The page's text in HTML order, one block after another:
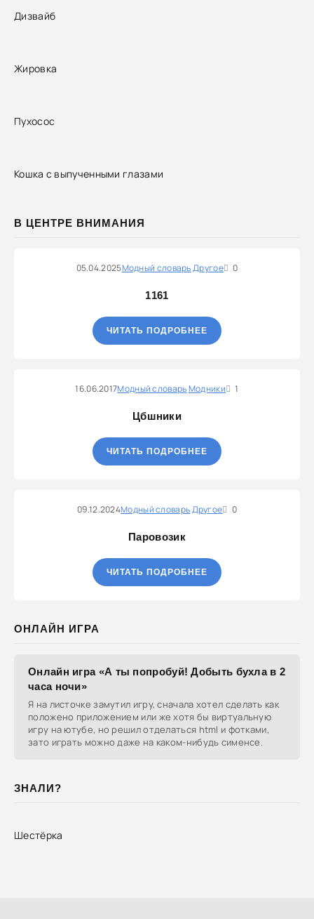
Дизвайб
Жировка
Пухосос
Кошка с выпученными глазами
В ЦЕНТРЕ ВНИМАНИЯ
05.04.2025Модный словарьДругое 0
1161
ЧИТАТЬ ПОДРОБНЕЕ
16.06.2017Модный словарьМодники 1
Цбшники
ЧИТАТЬ ПОДРОБНЕЕ
09.12.2024Модный словарьДругое 0
Паровозик
ЧИТАТЬ ПОДРОБНЕЕ
ОНЛАЙН ИГРА
Онлайн игра «А ты попробуй! Добыть бухла в 2
часа ночи»
Я на листочке замутил игру, сначала хотел сделать как
положено приложением или же хотя бы виртуальную
игру на ютубе, но решил отделаться html и фотками,
зато играть можно даже на каком-нибудь сименсе.
ЗНАЛИ?
Шестёрка